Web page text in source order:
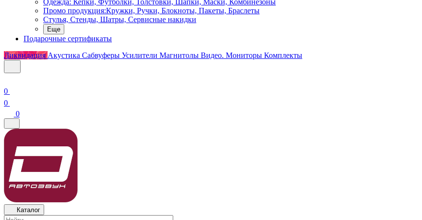
Одежда: Кепки, Футболки, Толстовки, Шапки, Маски, Комбинезоны
Промо продукция:Кружки, Ручки, Блокноты, Пакеты, Браслеты
Стулья, Стенды, Шатры, Сервисные накидки
Еще
Подарочные сертификаты
Ликвидация Акустика Сабвуферы Усилители Магнитолы Видео. Мониторы Комплекты
0
0
0
Каталог